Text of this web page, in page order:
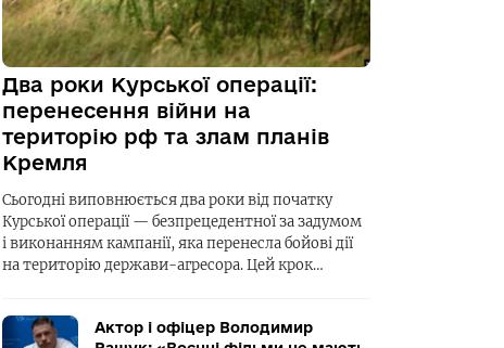
Два роки Курської операції:
перенесення війни на
територію рф та злам планів
Кремля
Сьогодні виповнюється два роки від початку
Курської операції — безпрецедентної за задумом
і виконанням кампанії, яка перенесла бойові дії
на територію держави-агресора. Цей крок…
Актор і офіцер Володимир